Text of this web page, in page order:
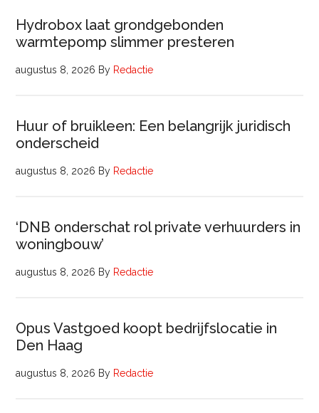
Hydrobox laat grondgebonden
warmtepomp slimmer presteren
augustus 8, 2026 By Redactie
Huur of bruikleen: Een belangrijk juridisch
onderscheid
augustus 8, 2026 By Redactie
‘DNB onderschat rol private verhuurders in
woningbouw’
augustus 8, 2026 By Redactie
Opus Vastgoed koopt bedrijfslocatie in
Den Haag
augustus 8, 2026 By Redactie